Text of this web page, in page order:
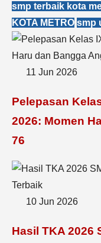
smp terbaik kota
KOTA METRO smp
11 Jun 2026
Pelepasan
2026: Momen
76
10 Jun 2026
Hasil TKA 2026